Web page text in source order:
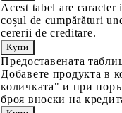
Acest tabel are
coșul de cumpărături
cererii de creditare.
Предоставената
Добавете продукта в
количката" и при
броя вноски на